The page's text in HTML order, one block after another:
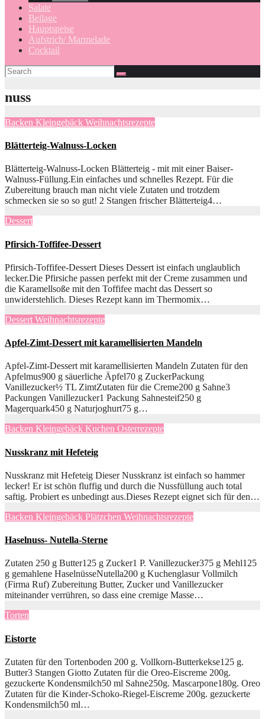
Salate
Beilage
Hauptspeise
Aufstrich/ Marmelade
Cocktail
nuss
Backen Kleingebäck Weihnachtsrezepte
Blätterteig-Walnuss-Locken
Blätterteig-Walnuss-Locken Blätterteig - mit mit einer Baiser-
Walnuss-Füllung.Ein einfaches und schnelles Rezept. Für die
Zubereitung brauch man nicht viele Zutaten und trotzdem
schmecken sie so so gut! 2 Stangen frischer Blätterteig4…
Dessert
Pfirsich-Toffifee-Dessert
Pfirsich-Toffifee-Dessert Dieses Dessert ist einfach unglaublich
lecker.Die Pfirsiche passen perfekt mit der Creme zusammen und
die Karamellsoße mit den Toffifee macht das Dessert so
unwiderstehlich. Dieses Rezept kann im Thermomix…
Dessert Weihnachtsrezepte
Apfel-Zimt-Dessert mit karamellisierten Mandeln
Apfel-Zimt-Dessert mit karamellisierten Mandeln Zutaten für den
Apfelmus900 g säuerliche Äpfel70 g ZuckerPackung
Vanillezucker½ TL ZimtZutaten für die Creme200 g Sahne3
Packungen Vanillezucker1 Packung Sahnesteif250 g
Magerquark450 g Naturjoghurt75 g…
Backen Kleingebäck Kuchen Osterrezepte
Nusskranz mit Hefeteig
Nusskranz mit Hefeteig Dieser Nusskranz ist einfach so hammer
lecker! Er ist schön fluffig und durch die Nussfüllung auch total
saftig. Probiert es unbedingt aus.Dieses Rezept eignet sich für den…
Backen Kleingebäck Plätzchen Weihnachtsrezepte
Haselnuss- Nutella-Sterne
Zutaten 250 g Butter125 g Zucker1 P. Vanillezucker375 g Mehl125
g gemahlene HaselnüsseNutella200 g Kuchenglasur Vollmilch
(Firma Ruf) Zubereitung Butter, Zucker und Vanillezucker
miteinander verrühren, so dass eine cremige Masse…
Torten
Eistorte
Zutaten für den Tortenboden 200 g. Vollkorn-Butterkekse125 g.
Butter3 Stangen Giotto Zutaten für die Oreo-Eiscreme 200g.
gezuckerte Kondensmilch50 ml Sahne250g. Mascarpone180g. Oreo
Zutaten für die Kinder-Schoko-Riegel-Eiscreme 200g. gezuckerte
Kondensmilch50 ml…